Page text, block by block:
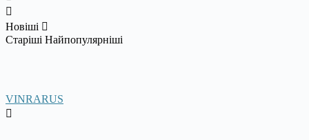
Новіші
Старіші Найпопулярніші
VINRARUS